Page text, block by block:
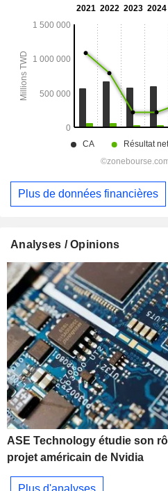
Plus de données financières
Analyses / Opinions
ASE Technology étudie son
projet américain de Nvidia
Plus d'analyses